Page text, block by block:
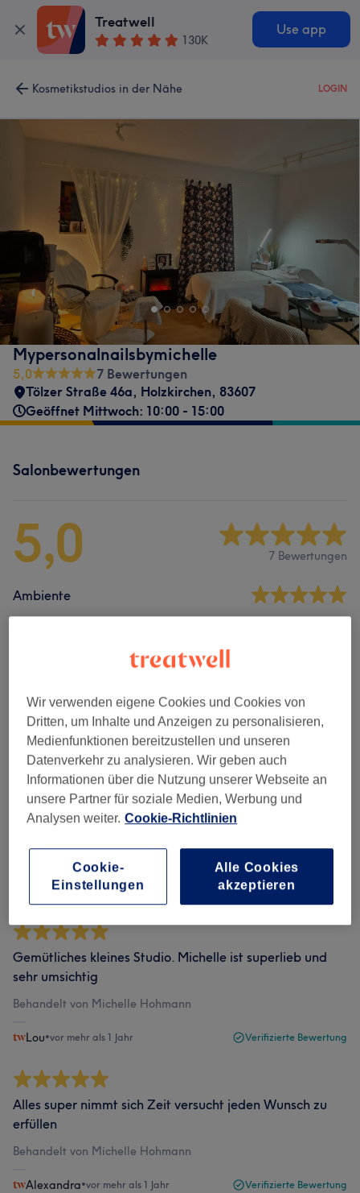
Treatwell
130K
Use app
Kosmetikstudios in der Nähe LOGIN
Mypersonalnailsbymichelle
5,0
7 Bewertungen
Tölzer Straße 46a, Holzkirchen, 83607
Geöffnet Mittwoch: 10:00 - 15:00
Salonbewertungen
5,0 7 Bewertungen
Ambiente
Bewertungen filtern
Bewertung Nach Sternen filtern
Verifizierte Bewertungen
Geschrieben von unseren Kunden, damit du weißt, was
dich in jedem Salon erwartet.
Gemütliches kleines Studio. Michelle ist superlieb und
sehr umsichtig
Behandelt von Michelle Hohmann
Lou•vor mehr als 1 Jahr Verifizierte Bewertung
Alles super nimmt sich Zeit versucht jeden Wunsch zu
erfüllen
Behandelt von Michelle Hohmann
Alexandra•vor mehr als 1 Jahr Verifizierte Bewertung
Wir verwenden eigene Cookies und Cookies von
Dritten, um Inhalte und Anzeigen zu personalisieren,
Medienfunktionen bereitzustellen und unseren
Datenverkehr zu analysieren. Wir geben auch
Informationen über die Nutzung unserer Webseite an
unsere Partner für soziale Medien, Werbung und
Analysen weiter. Cookie-Richtlinien
Cookie-
Einstellungen
Alle Cookies
akzeptieren